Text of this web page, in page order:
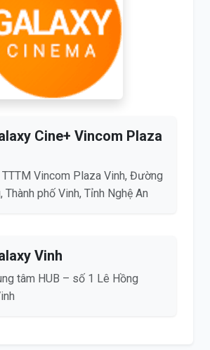
Cine+ Vincom Plaza
Vincom Plaza Vinh​, Đường
Thành phố Vinh, Tỉnh Nghệ An
Vinh
tâm HUB – số 1 Lê Hồng